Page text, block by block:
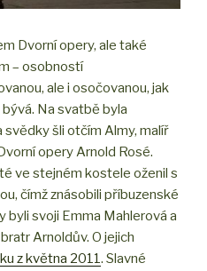
Dvorní opery, ale také
– osobností
ale i osočovanou, jak
Na svatbě byla
šli otčím Almy, malíř
opery Arnold Rosé.
ve stejném kostele oženil s
čímž znásobili příbuzenské
byli svoji Emma Mahlerová a
Arnoldův. O jejich
z května 2011. Slavné